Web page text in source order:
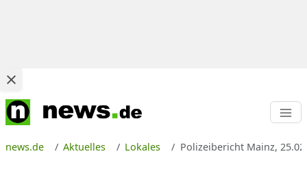
news.de Aktuelles Lokales Polizeibericht Mainz,